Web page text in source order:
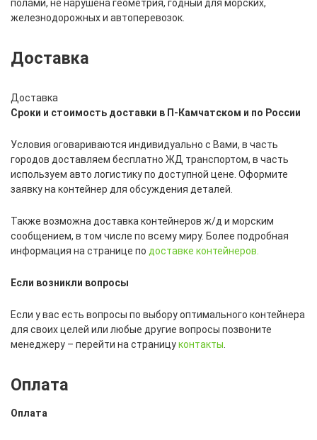
полами, не нарушена геометрия, годный для морских,
железнодорожных и автоперевозок.
Доставка
Доставка
Сроки и стоимость доставки в П-Камчатском и по России
Условия оговариваются индивидуально с Вами, в часть
городов доставляем бесплатно ЖД транспортом, в часть
используем авто логистику по доступной цене. Оформите
заявку на контейнер для обсуждения деталей.
Также возможна доставка контейнеров ж/д и морским
сообщением, в том числе по всему миру. Более подробная
информация на странице по доставке контейнеров.
Если возникли вопросы
Если у вас есть вопросы по выбору оптимального контейнера
для своих целей или любые другие вопросы позвоните
менеджеру – перейти на страницуконтакты
Оплата
Оплата